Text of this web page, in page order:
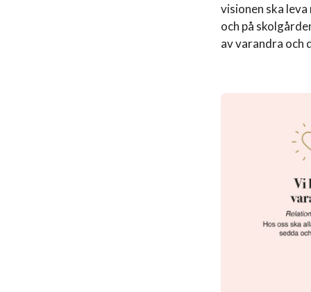
visionen ska
och på
av varandra och